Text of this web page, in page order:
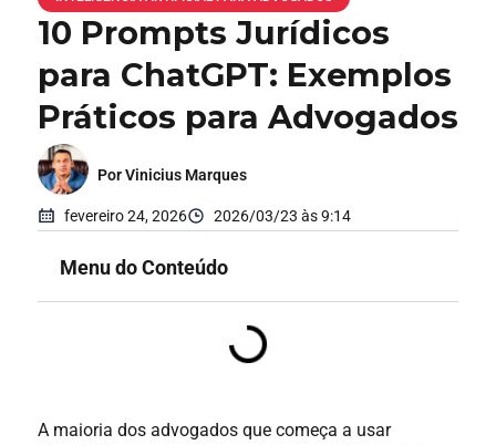
10 Prompts Jurídicos
para ChatGPT: Exemplos
Práticos para Advogados
Por Vinicius Marques
fevereiro 24, 2026 2026/03/23 às 9:14
Menu do Conteúdo
A maioria dos advogados que começa a usar